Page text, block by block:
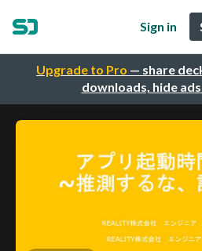
Upgrade to Pro — share
downloads, hide
Sign in